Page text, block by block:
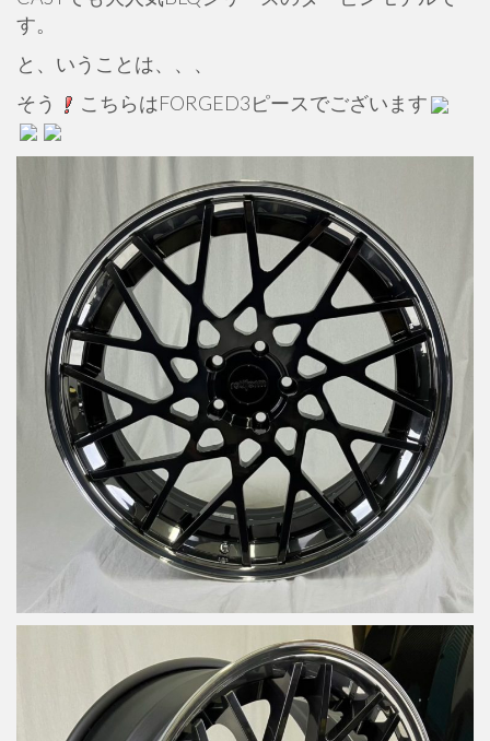
す。
と、いうことは、、、
そう
こちらはFORGED3ピースでございます